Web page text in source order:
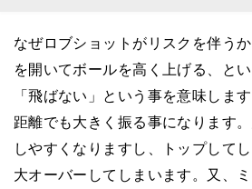
なぜロブショットがリスクを伴う
を開いてボールを高く上げる、と
「飛ばない」という事を意味しま
距離でも大きく振る事になります
しやすくなりますし、トップして
大オーバーしてしまいます。又、